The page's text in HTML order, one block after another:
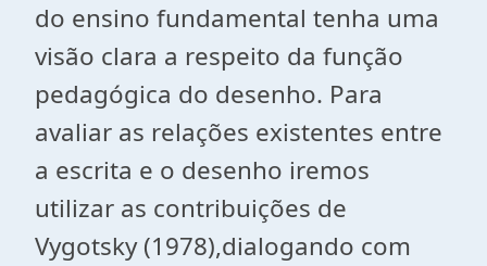
do ensino fundamental tenha uma
visão clara a respeito da função
pedagógica do desenho. Para
avaliar as relações existentes entre
a escrita e o desenho iremos
utilizar as contribuições de
Vygotsky (1978),dialogando com